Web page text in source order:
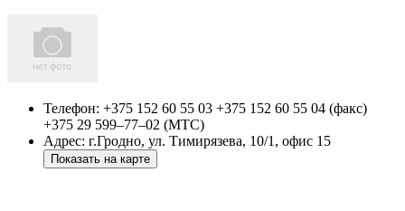
Телефон: +375 152 60 55 03 +375 152 60 55 04 (факс)
+375 29 599–77–02 (МТС)
Адрес: г.Гродно, ул. Тимирязева, 10/1, офис 15